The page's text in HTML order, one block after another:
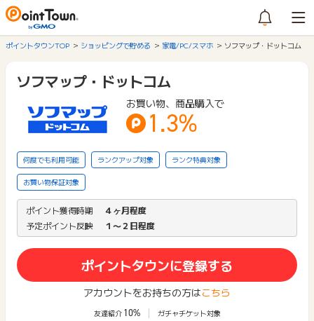
ポイントタウンTOP ショッピングで貯める 家電/PC/スマホ ソフマップ・ドットコム
ソフマップ・ドットコム
お買い物、商品購入で
1.3%
何度でも利用可能 ランクアップ対象 ランク特典対象
お買い物保証対象
ポイント獲得時期
４ヶ月程度
予定ポイント反映
１〜２日程度
ポイントタウンに登録する
アカウントをお持ちの方はこちら
友達紹介 10% ガチャチケット対象